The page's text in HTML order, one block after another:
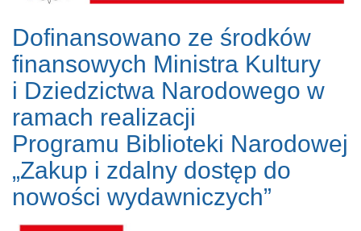
Dofinansowano ze środków
finansowych Ministra Kultury
i Dziedzictwa Narodowego w
ramach realizacji
Programu Biblioteki Narodowej
„Zakup i zdalny dostęp do
nowości wydawniczych”